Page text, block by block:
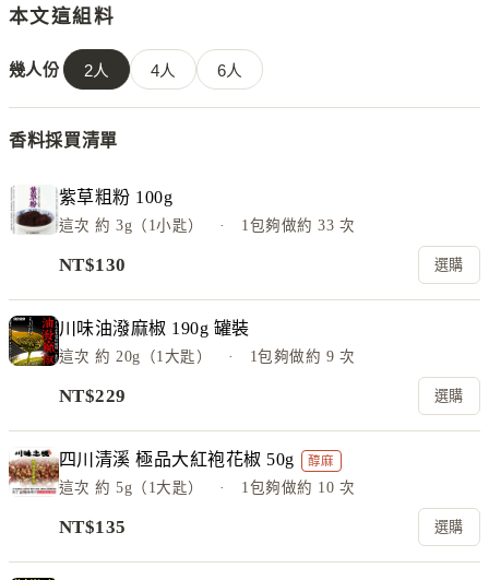
本文這組料
幾人份 2人 4人 6人
香料採買清單
紫草粗粉 100g
這次約 3g（1小匙） · 1包夠做約33 次
NT$130 選購
川味油潑麻椒 190g 罐裝
這次約 20g（1大匙） · 1包夠做約 9 次
NT$229 選購
四川清溪 極品大紅袍花椒 50g 醇麻
這次約 5g（1大匙） · 1包夠做約 10 次
NT$135 選購